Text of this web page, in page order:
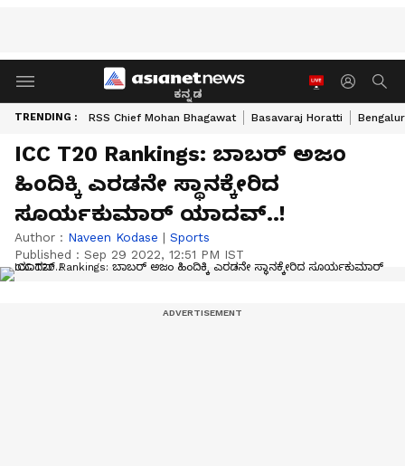
ಕನ್ನಡ
TRENDING : RSS Chief Mohan Bhagawat Basavaraj Horatti
ICC T20 Rankings: ಬಾಬರ್ ಅಜಂ
ಹಿಂದಿಕ್ಕಿ ಎರಡನೇ ಸ್ಥಾನಕ್ಕೇರಿದ
ಸೂರ್ಯಕುಮಾರ್ ಯಾದವ್‌..!
Author : Naveen Kodase | Sports
Published : Sep 29 2022, 12:51 PM IST